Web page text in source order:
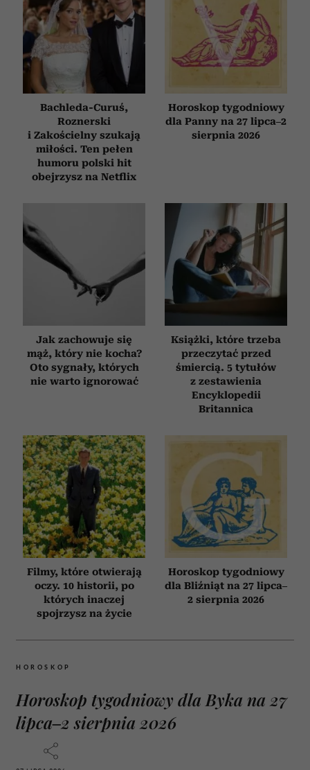
Bachleda-Curuś,
Roznerski
i Zakościelny szukają
miłości. Ten pełen
humoru polski hit
obejrzysz na Netflix
Horoskop tygodniowy
dla Panny na 27 lipca–2
sierpnia 2026
Jak zachowuje się
mąż, który nie kocha?
Oto sygnały, których
nie warto ignorować
Książki, które trzeba
przeczytać przed
śmiercią. 5 tytułów
z zestawienia
Encyklopedii
Britannica
Filmy, które otwierają
oczy. 10 historii, po
których inaczej
spojrzysz na życie
Horoskop tygodniowy
dla Bliźniąt na 27 lipca–
2 sierpnia 2026
HOROSKOP
Horoskop tygodniowy dla Byka na 27
lipca–2 sierpnia 2026